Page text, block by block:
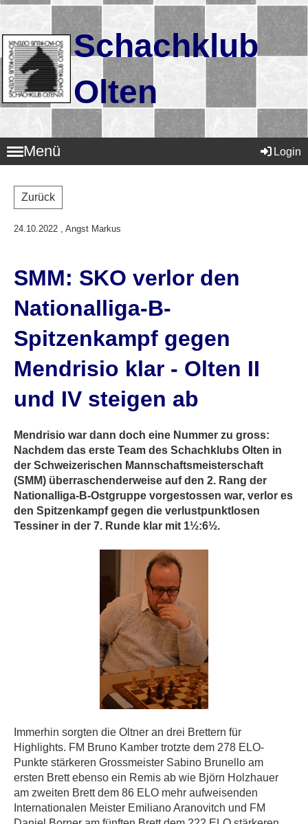
Schachklub
Olten
Menü Login
Zurück
24.10.2022 , Angst Markus
SMM: SKO verlor den
Nationalliga-B-
Spitzenkampf gegen
Mendrisio klar - Olten II
und IV steigen ab
Mendrisio war dann doch eine Nummer zu gross:
Nachdem das erste Team des Schachklubs Olten in
der Schweizerischen Mannschaftsmeisterschaft
(SMM) überraschenderweise auf den 2. Rang der
Nationalliga-B-Ostgruppe vorgestossen war, verlor es
den Spitzenkampf gegen die verlustpunktlosen
Tessiner in der 7. Runde klar mit 1½:6½.
Immerhin sorgten die Oltner an drei Brettern für
Highlights. FM Bruno Kamber trotzte dem 278 ELO-
Punkte stärkeren Grossmeister Sabino Brunello am
ersten Brett ebenso ein Remis ab wie Björn Holzhauer
am zweiten Brett dem 86 ELO mehr aufweisenden
Internationalen Meister Emiliano Aranovitch und FM